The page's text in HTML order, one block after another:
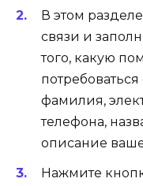
В этом
связи и
того, какую
фамилия,
телефона,
описание
Нажмите